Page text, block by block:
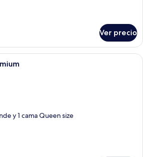
Ver precio
Una habitación de hotel moderna
y 1 cama Queen size